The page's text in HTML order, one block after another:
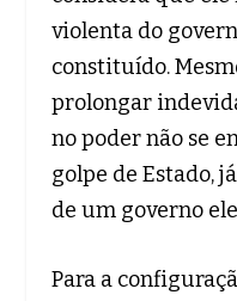
violenta do
constituído.
prolongar
no poder não se
golpe de Estado,
de um governo
Para a